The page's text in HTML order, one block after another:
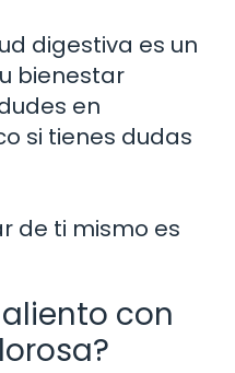
digestiva es un
bienestar
en
si tienes dudas
de ti mismo es
con